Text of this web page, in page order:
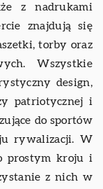
z nadrukami
znajdują się
torby oraz
Wszystkie
design,
patriotycznej i
do sportów
rywalizacji. W
prostym kroju i
z nich w